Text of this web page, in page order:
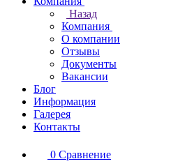
Назад
Компания
О компании
Отзывы
Документы
Вакансии
Блог
Информация
Галерея
Контакты
0 Сравнение